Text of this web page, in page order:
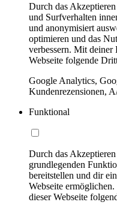
Durch das
und Surfverhalten
und anonymisiert
optimieren und das
verbessern. Mit
Webseite folgende
Google Analytics,
Kundenrezensionen,
Funktional
Durch das
grundlegenden
bereitstellen und dir
Webseite
dieser Webseite